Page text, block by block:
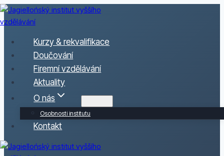
Přeskočit
na
Kurzy & rekvalifikace
Doučování
Firemní vzdělávání
Aktuality
O nás
Osobnosti institutu
Kontakt